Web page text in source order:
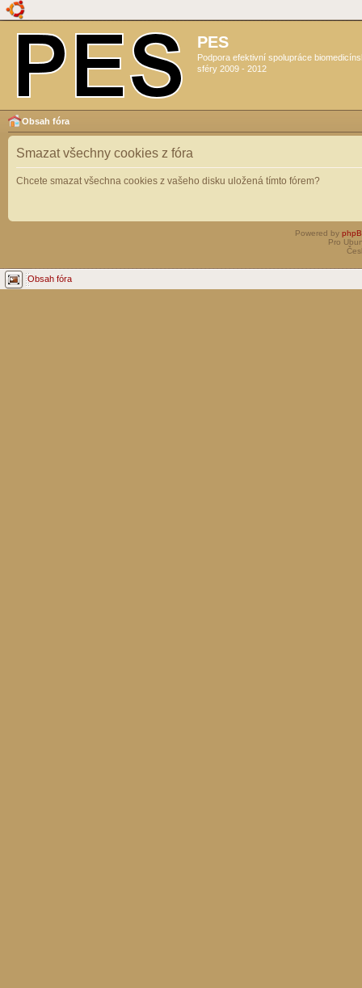
PES
Podpora efektivní spolupráce
sféry 2009 - 2012
Obsah fóra
Smazat všechny cookies z fóra
Chcete smazat všechna cookies z vašeho disku uložená tímto fórem?
Powered by
Pro
Obsah fóra